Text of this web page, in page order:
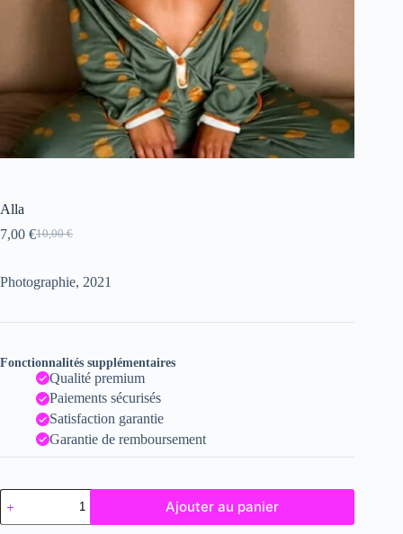
Alla
10,00€
Le
était :
7,00 €Le
est :
Photographie, 2021
Fonctionnalités supplémentaires
Qualité premium
Paiements sécurisés
Satisfaction garantie
Garantie de remboursement
quantité
de
Alla
Ajouter au panier